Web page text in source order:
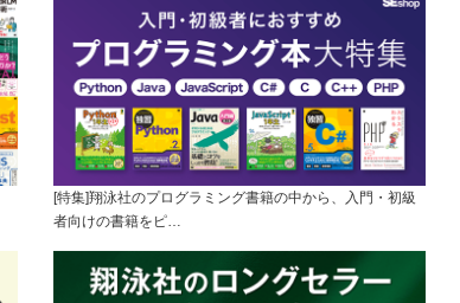
[特集]翔泳社のプログラミング書籍の中から、入門・初級
者向けの書籍をピ…